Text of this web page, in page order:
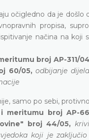
očigledno da je došlo
propisa,
načina na koji
broj AP-311/
60/05,odbijanje
samo po sebi,
meritumu broj AP-
broj 44/05,
koji je